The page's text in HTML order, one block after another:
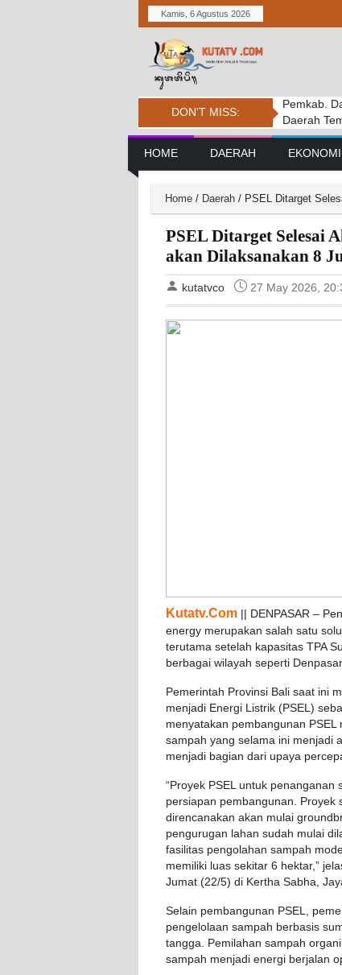
Kamis, 6 Agustus 2026
DON'T MISS:
Pemkab.
Daerah
DPRD
Tantangan
Main Navigation
HOME DAERAH EKONOMI
Home / Daerah / PSEL Ditarget
PSEL Ditarget Selesai
akan Dilaksanakan 8
kutatvco 27 May 2026,
Kutatv.Com || DENPASAR –
energy merupakan salah satu
terutama setelah kapasitas TPA
berbagai wilayah seperti
Pemerintah Provinsi Bali saat ini
menjadi Energi Listrik (PSEL)
menyatakan pembangunan
sampah yang selama ini menjadi
menjadi bagian dari upaya
“Proyek PSEL untuk
persiapan pembangunan. Proyek
direncanakan akan mulai
pengurugan lahan sudah mulai
fasilitas pengolahan sampah
memiliki luas sekitar 6 hektar,”
Jumat (22/5) di Kertha Sabha,
Selain pembangunan PSEL,
pengelolaan sampah berbasis
tangga. Pemilahan sampah
sampah menjadi energi berjalan